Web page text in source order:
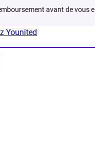
avant de vous
Younited